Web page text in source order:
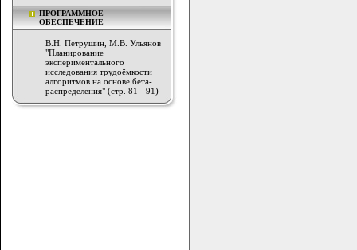
ПРОГРАММНОЕ
ОБЕСПЕЧЕНИЕ
В.Н. Петрушин, М.В. Ульянов
"Планирование
экспериментального
исследования трудоёмкости
алгоритмов на основе бета-
распределения" (стр. 81 - 91)